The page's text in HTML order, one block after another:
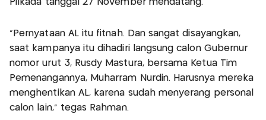
Pilkada tanggal 27 November mendatang.
“Pernyataan AL itu fitnah. Dan sangat disayangkan,
saat kampanya itu dihadiri langsung calon Gubernur
nomor urut 3, Rusdy Mastura, bersama Ketua Tim
Pemenangannya, Muharram Nurdin. Harusnya mereka
menghentikan AL, karena sudah menyerang personal
calon lain,” tegas Rahman.